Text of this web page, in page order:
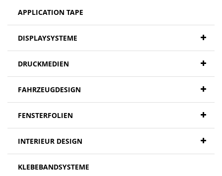
APPLICATION TAPE
DISPLAYSYSTEME
DRUCKMEDIEN
FAHRZEUGDESIGN
FENSTERFOLIEN
INTERIEUR DESIGN
KLEBEBANDSYSTEME